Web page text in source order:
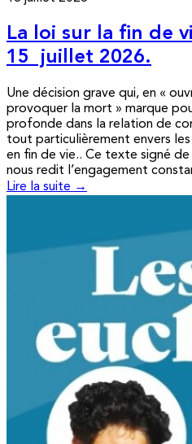
La loi sur la fin de
15 juillet 2026.
Une décision grave qui, en «
provoquer la mort » marque
profonde dans la relation de
tout particulièrement envers
en fin de vie.. Ce texte signé de
nous redit l’engagement
Lire la suite →